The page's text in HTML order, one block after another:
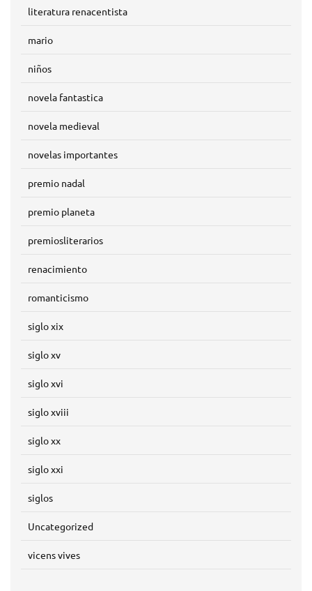
literatura renacentista
mario
niños
novela fantastica
novela medieval
novelas importantes
premio nadal
premio planeta
premiosliterarios
renacimiento
romanticismo
siglo xix
siglo xv
siglo xvi
siglo xviii
siglo xx
siglo xxi
siglos
Uncategorized
vicens vives